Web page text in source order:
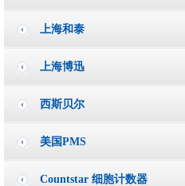
上海和泰
上海博迅
西斯贝尔
美国PMS
Countstar 细胞计数器